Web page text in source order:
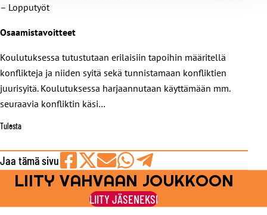
– Lopputyöt
Osaamistavoitteet
Koulutuksessa tutustutaan erilaisiin tapoihin määritellä
konflikteja ja niiden syitä sekä tunnistamaan konfliktien
juurisyitä. Koulutuksessa harjaannutaan käyttämään mm.
seuraavia konfliktin käsi…
Tulosta
Jaa tämä sivu
Jaa
Facebookissa
Jaa
viestipalvelu
X:ssä
Jaa
sähköpostilla
Jaa
WhatsAppilla
Jaa
Telegramilla
LIITY VAHVAAN JOUKKOON
LIITY JÄSENEKSI